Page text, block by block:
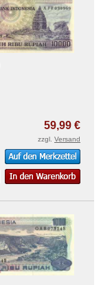
59,99 €
zzgl. Versand